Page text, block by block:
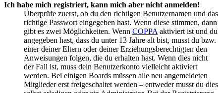
Ich habe mich registriert, kann mich aber nicht anmelden!
Überprüfe zuerst, ob du den richtigen Benutzernamen und das
richtige Passwort eingegeben hast. Wenn diese stimmen, dann
gibt es zwei Möglichkeiten. Wenn COPPA aktiviert ist und du
angegeben hast, dass du unter 13 Jahre alt bist, musst du bzw.
einer deiner Eltern oder deiner Erziehungsberechtigten den
Anweisungen folgen, die du erhalten hast. Wenn dies nicht
der Fall ist, muss dein Benutzerkonto vielleicht aktiviert
werden. Bei einigen Boards müssen alle neu angemeldeten
Mitglieder erst freigeschaltet werden – entweder musst du dies